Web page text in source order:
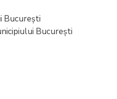
Bucureşti
Bucureşti